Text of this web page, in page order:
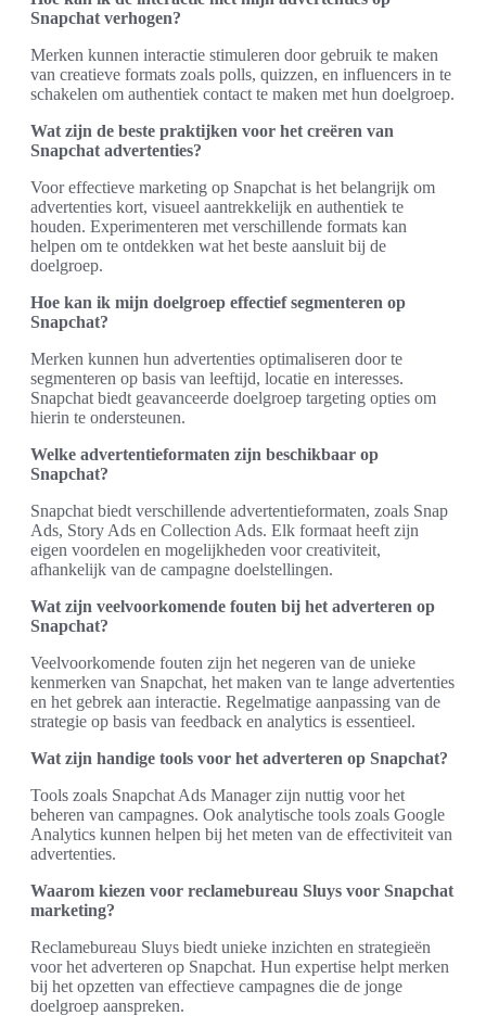
Snapchat verhogen?
Merken kunnen interactie stimuleren door gebruik te maken
van creatieve formats zoals polls, quizzen, en influencers in te
schakelen om authentiek contact te maken met hun doelgroep.
Wat zijn de beste praktijken voor het creëren van
Snapchat advertenties?
Voor effectieve marketing op Snapchat is het belangrijk om
advertenties kort, visueel aantrekkelijk en authentiek te
houden. Experimenteren met verschillende formats kan
helpen om te ontdekken wat het beste aansluit bij de
doelgroep.
Hoe kan ik mijn doelgroep effectief segmenteren op
Snapchat?
Merken kunnen hun advertenties optimaliseren door te
segmenteren op basis van leeftijd, locatie en interesses.
Snapchat biedt geavanceerde doelgroep targeting opties om
hierin te ondersteunen.
Welke advertentieformaten zijn beschikbaar op
Snapchat?
Snapchat biedt verschillende advertentieformaten, zoals Snap
Ads, Story Ads en Collection Ads. Elk formaat heeft zijn
eigen voordelen en mogelijkheden voor creativiteit,
afhankelijk van de campagne doelstellingen.
Wat zijn veelvoorkomende fouten bij het adverteren op
Snapchat?
Veelvoorkomende fouten zijn het negeren van de unieke
kenmerken van Snapchat, het maken van te lange advertenties
en het gebrek aan interactie. Regelmatige aanpassing van de
strategie op basis van feedback en analytics is essentieel.
Wat zijn handige tools voor het adverteren op Snapchat?
Tools zoals Snapchat Ads Manager zijn nuttig voor het
beheren van campagnes. Ook analytische tools zoals Google
Analytics kunnen helpen bij het meten van de effectiviteit van
advertenties.
Waarom kiezen voor reclamebureau Sluys voor Snapchat
marketing?
Reclamebureau Sluys biedt unieke inzichten en strategieën
voor het adverteren op Snapchat. Hun expertise helpt merken
bij het opzetten van effectieve campagnes die de jonge
doelgroep aanspreken.